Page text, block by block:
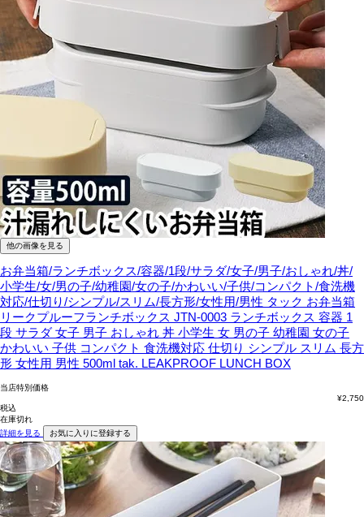
他の画像を見る
お弁当箱/ランチボックス/容器/1段/サラダ/女子/男子/おしゃれ/丼/
小学生/女/男の子/幼稚園/女の子/かわいい/子供/コンパクト/食洗機
対応/仕切り/シンプル/スリム/長方形/女性用/男性 タック お弁当箱
リークプルーフランチボックス JTN-0003 ランチボックス 容器 1
段 サラダ 女子 男子 おしゃれ 丼 小学生 女 男の子 幼稚園 女の子
かわいい 子供 コンパクト 食洗機対応 仕切り シンプル スリム 長方
形 女性用 男性 500ml tak. LEAKPROOF LUNCH BOX
当店特別価格
¥2,750
税込
在庫切れ
詳細を見る
お気に入りに登録する